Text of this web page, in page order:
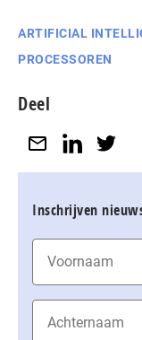
ARTIFICIAL
PROCESSOREN
Deel
Inschrijven